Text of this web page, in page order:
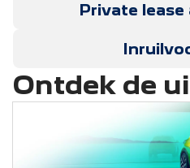
Private lease
Ontdek de